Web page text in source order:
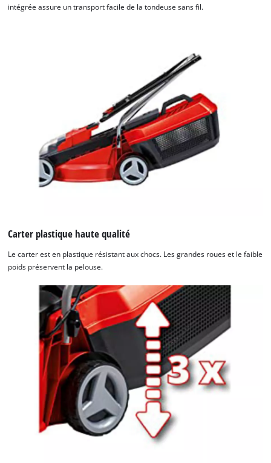
Nous avons besoin de votre accord pour
intégrée assure un transport facile de la tondeuse sans fil.
Carter plastique haute qualité
Le carter est en plastique résistant aux chocs. Les grandes roues et le faible
poids préservent la pelouse.